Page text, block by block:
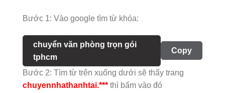
Bước 1: Vào google tìm từ khóa:
chuyển văn phòng trọn gói
tphcm
Copy
Bước 2: Tìm từ trên xuống dưới sẽ thấy trang
chuyennhathanhtai.*** thì bấm vào đó